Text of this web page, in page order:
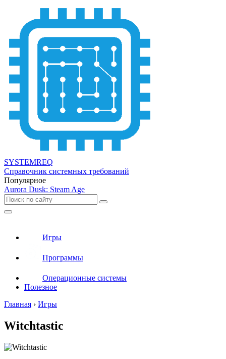
SYSTEMREQ
Справочник системных требований
Популярное
Aurora Dusk: Steam Age
Игры
Программы
Операционные системы
Полезное
Главная › Игры
Witchtastic